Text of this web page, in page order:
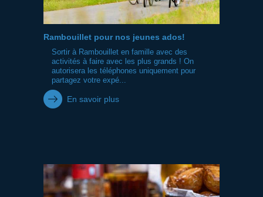
Rambouillet pour nos jeunes ados!
Sortir à Rambouillet en famille avec des
activités à faire avec les plus grands ! On
autorisera les téléphones uniquement pour
partagez votre expé...
En savoir plus